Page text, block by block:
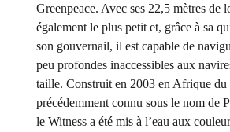
Greenpeace. Avec ses 22,5 mètres de
également le plus petit et, grâce à sa
son gouvernail, il est capable de
peu profondes inaccessibles aux
taille. Construit en 2003 en Afrique du
précédemment connu sous le nom de
le Witness a été mis à l’eau aux